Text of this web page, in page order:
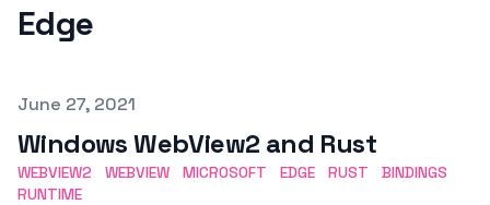
Edge
Published on
June 27, 2021
Windows WebView2 and Rust
WEBVIEW2 WEBVIEW MICROSOFT EDGE RUST
BINDINGS
RUNTIME